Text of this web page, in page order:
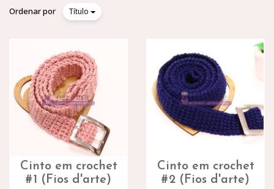
Ordenar por Título
Cinto em crochet
#1 (Fios d'arte)
Cinto em crochet
#2 (Fios d'arte)